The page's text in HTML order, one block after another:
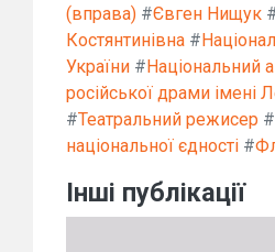
(вправа) #Євген Нищук
Костянтинівна #
України # Національний
російської драми імені
#Театральний режисер #
національної єдності #
Інші публікації